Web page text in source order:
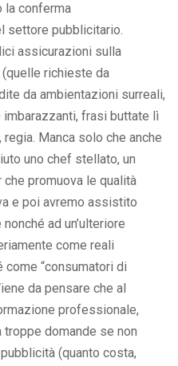
la conferma
settore pubblicitario.
assicurazioni sulla
richieste da
da ambientazioni surreali,
frasi buttate lì
Manca solo che anche
uno chef stellato, un
promuova le qualità
e poi avremo assistito
ad un’ulteriore
come reali
“consumatori di
da pensare che al
professionale,
troppe domande se non
(quanto costa,